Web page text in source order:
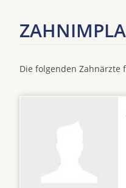
Die folgenden